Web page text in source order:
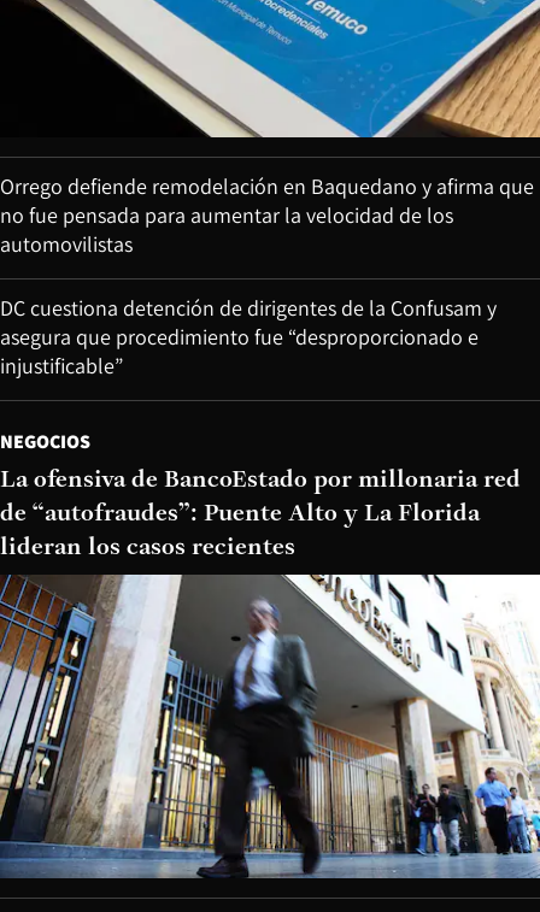
Orrego defiende remodelación en Baquedano y afirma que
no fue pensada para aumentar la velocidad de los
automovilistas
DC cuestiona detención de dirigentes de la Confusam y
asegura que procedimiento fue “desproporcionado e
injustificable”
NEGOCIOS
La ofensiva de BancoEstado por millonaria red
de “autofraudes”: Puente Alto y La Florida
lideran los casos recientes